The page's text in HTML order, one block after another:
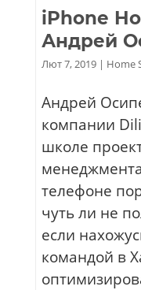
iPhone
Андрей
Лют 7, 2019| Home
Андрей
компании
школе
телефоне
чуть ли не
если
командой в